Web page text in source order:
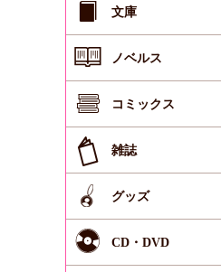
文庫
ノベルス
コミックス
雑誌
グッズ
CD・DVD